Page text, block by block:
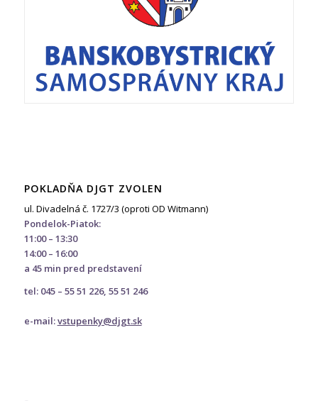
POKLADŇA DJGT ZVOLEN
ul. Divadelná č. 1727/3 (oproti OD Witmann)
Pondelok-Piatok:
11:00 – 13:30
14:00 – 16:00
a 45 min pred predstavení
tel: 045 – 55 51 226, 55 51 246
e-mail:vstupenky@djgt.sk